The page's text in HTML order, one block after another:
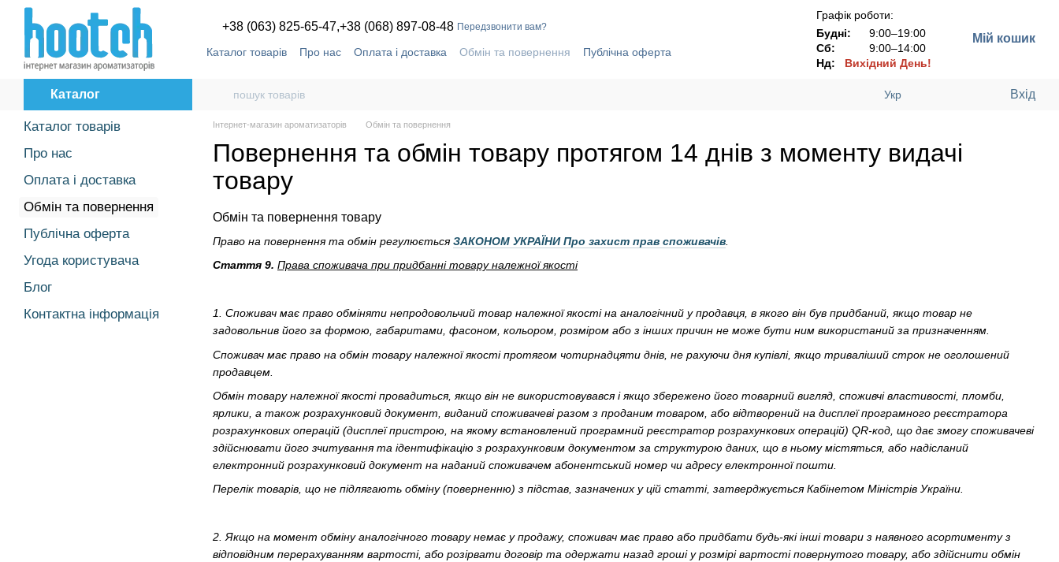
Перейти до основного контенту
+38 (063) 825-65-47,+38 (068) 897-08-48 Передзвонити вам?
Каталог товарів Про нас Оплата і доставка Обмін та повернення
Публічна оферта
Графік роботи:
Будні:
9:00–19:00
Сб:
9:00–14:00
Нд: Вихідний День!
Мій кошик
Каталог Укр Вхід
Інтернет-магазин ароматизаторів Обмін та повернення
Повернення та обмін товару протягом 14 днів з моменту видачі
товару
Обмін та повернення товару
Право на повернення та обмін регулюєтьсяЗАКОНОМ УКРАЇНИ Про захист прав споживачів
Стаття 9. Права споживача при придбанні товару належної якості
1. Споживач має право обміняти непродовольчий товар належної якості на аналогічний у продавця, в якого він був придбаний, якщо товар не
задовольнив його за формою, габаритами, фасоном, кольором, розміром або з інших причин не може бути ним використаний за призначенням.
Споживач має право на обмін товару належної якості протягом чотирнадцяти днів, не рахуючи дня купівлі, якщо триваліший строк не оголошений
продавцем.
Обмін товару належної якості провадиться, якщо він не використовувався і якщо збережено його товарний вигляд, споживчі властивості, пломби,
ярлики, а також розрахунковий документ, виданий споживачеві разом з проданим товаром, або відтворений на дисплеї програмного реєстратора
розрахункових операцій (дисплеї пристрою, на якому встановлений програмний реєстратор розрахункових операцій) QR-код, що дає змогу споживачеві
здійснювати його зчитування та ідентифікацію з розрахунковим документом за структурою даних, що в ньому містяться, або надісланий
електронний розрахунковий документ на наданий споживачем абонентський номер чи адресу електронної пошти.
Перелік товарів, що не підлягають обміну (поверненню) з підстав, зазначених у цій статті, затверджується Кабінетом Міністрів України.
2. Якщо на момент обміну аналогічного товару немає у продажу, споживач має право або придбати будь-які інші товари з наявного асортименту з
відповідним перерахуванням вартості, або розірвати договір та одержати назад гроші у розмірі вартості повернутого товару, або здійснити обмін
Каталог товарів
Про нас
Оплата і доставка
Обмін та повернення
Публічна оферта
Угода користувача
Блог
Контактна інформація